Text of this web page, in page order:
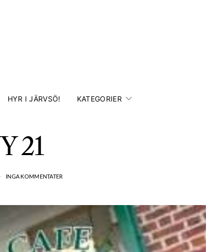
HYR I JÄRVSÖ! KATEGORIER
21
INGA KOMMENTATER